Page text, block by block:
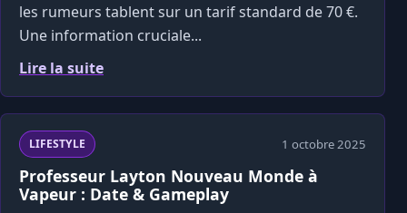
les rumeurs tablent sur un tarif standard de 70 €.
Une information cruciale...
Lire la suite
LIFESTYLE 1 octobre 2025
Professeur Layton Nouveau Monde à
Vapeur : Date & Gameplay